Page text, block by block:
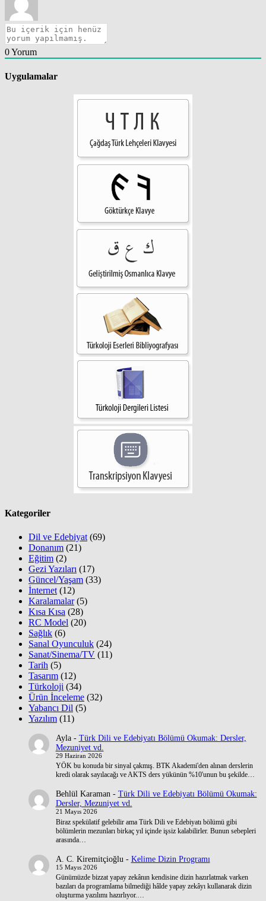
0Yorum
Uygulamalar
Kategoriler
Dil ve Edebiyat (69)
Donanım (21)
Eğitim (2)
Gezi Yazıları (17)
Güncel/Yaşam (33)
İnternet (12)
Karalamalar(5)
Kısa Kısa (28)
RC Model (20)
Sağlık (6)
Sanal Oyunculuk (24)
Sanat/Sinema/TV (11)
Tarih (5)
Tasarım (12)
Türkoloji (34)
Ürün İnceleme (32)
Yabancı Dil (5)
Yazılım (11)
Ayla- Türk Dili ve Edebiyatı Bölümü Okumak: Dersler,
Mezuniyet vd.
29 Haziran 2026
YÖK bu konuda bir sinyal çakmış. BTK Akademi'den alınan derslerin
kredi olarak sayılacağı ve AKTS ders yükünün %10'unun bu şekilde…
Behlül Karaman- Türk Dili ve Edebiyatı Bölümü Okumak:
Dersler, Mezuniyet vd.
21 Mayıs 2026
Biraz spekülatif gelebilir ama Türk Dili ve Edebiyatı bölümü gibi
bölümlerin mezunları birkaç yıl içinde işsiz kalabilirler. Bunun sebepleri
arasında…
A. C. Kiremitçioğlu - Kelime Dizin Programı
15 Mayıs 2026
Günümüzde bizzat yapay zekânın kendisine dizin hazırlatmak varken
bazıları da programlama bilmediği hâlde yapay zekâyı kullanarak dizin
oluşturma yazılımı hazırlıyor.…